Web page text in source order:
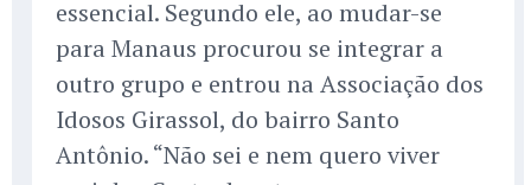
essencial. Segundo ele, ao mudar-se
para Manaus procurou se integrar a
outro grupo e entrou na Associação dos
Idosos Girassol, do bairro Santo
Antônio. “Não sei e nem quero viver